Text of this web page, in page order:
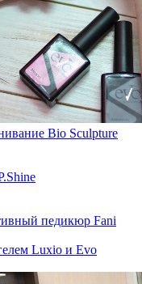
Bio Sculpture
педикюр Fani
Luxio и Evo